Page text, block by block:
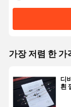
가장 저렴 한 가
디
흰